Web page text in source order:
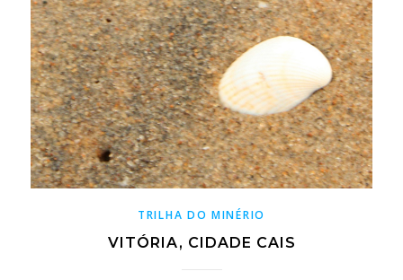
TRILHA DO MINÉRIO
VITÓRIA, CIDADE CAIS